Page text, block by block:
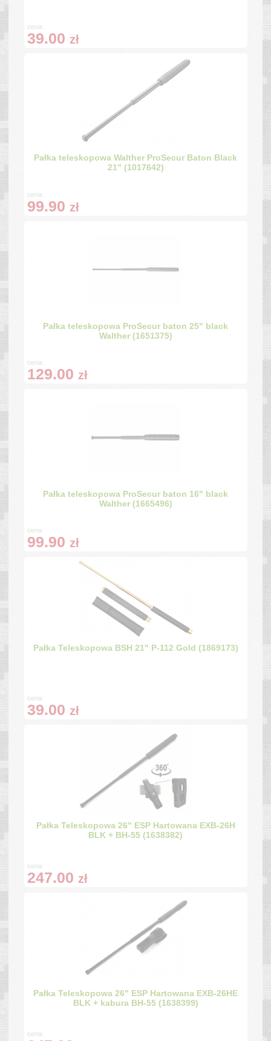
cena:
39.00 zł
Pałka teleskopowa Walther ProSecur Baton Black
21" (1017642)
cena:
99.90 zł
Pałka teleskopowa ProSecur baton 25" black
Walther (1651375)
cena:
129.00 zł
Pałka teleskopowa ProSecur baton 16" black
Walther (1665496)
cena:
99.90 zł
Pałka Teleskopowa BSH 21" P-112 Gold (1869173)
cena:
39.00 zł
Pałka Teleskopowa 26" ESP Hartowana EXB-26H
BLK + BH-55 (1638382)
cena:
247.00 zł
Pałka Teleskopowa 26" ESP Hartowana EXB-26HE
BLK + kabura BH-55 (1638399)
cena: